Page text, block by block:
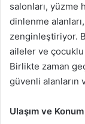
salonları, yüzme
dinlenme
zenginleştiriyor.
aileler ve
Birlikte zaman
güvenli alanların
Ulaşım ve